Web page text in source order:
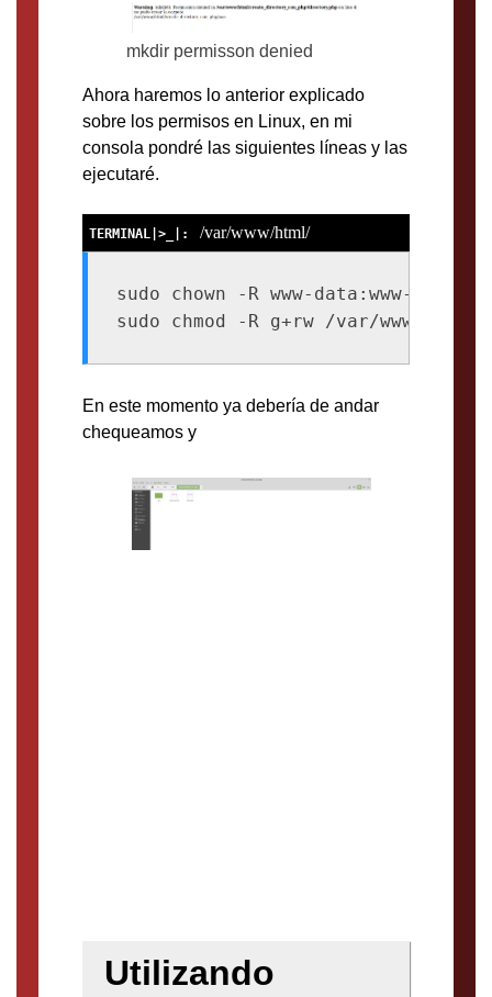
mkdir permisson denied
Ahora haremos lo anterior explicado
sobre los permisos en Linux, en mi
consola pondré las siguientes líneas y las
ejecutaré.
/var/www/html/
sudo chown -R www-data:www-
sudo chmod -R g+rw /var/www/
En este momento ya debería de andar
chequeamos y
Utilizando